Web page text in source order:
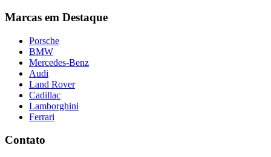
Marcas em Destaque
Porsche
BMW
Mercedes-Benz
Audi
Land Rover
Cadillac
Lamborghini
Ferrari
Contato